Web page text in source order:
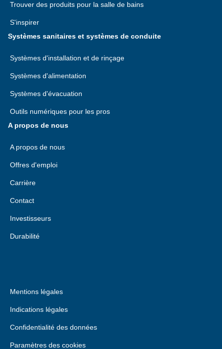
Trouver des produits pour la salle de bains
S'inspirer
Systèmes sanitaires et systèmes de conduite
Systèmes d'installation et de rinçage
Systèmes d'alimentation
Systèmes d'évacuation
Outils numériques pour les pros
A propos de nous
A propos de nous
Offres d'emploi
Carrière
Contact
Investisseurs
Durabilité
Mentions légales
Indications légales
Confidentialité des données
Paramètres des cookies